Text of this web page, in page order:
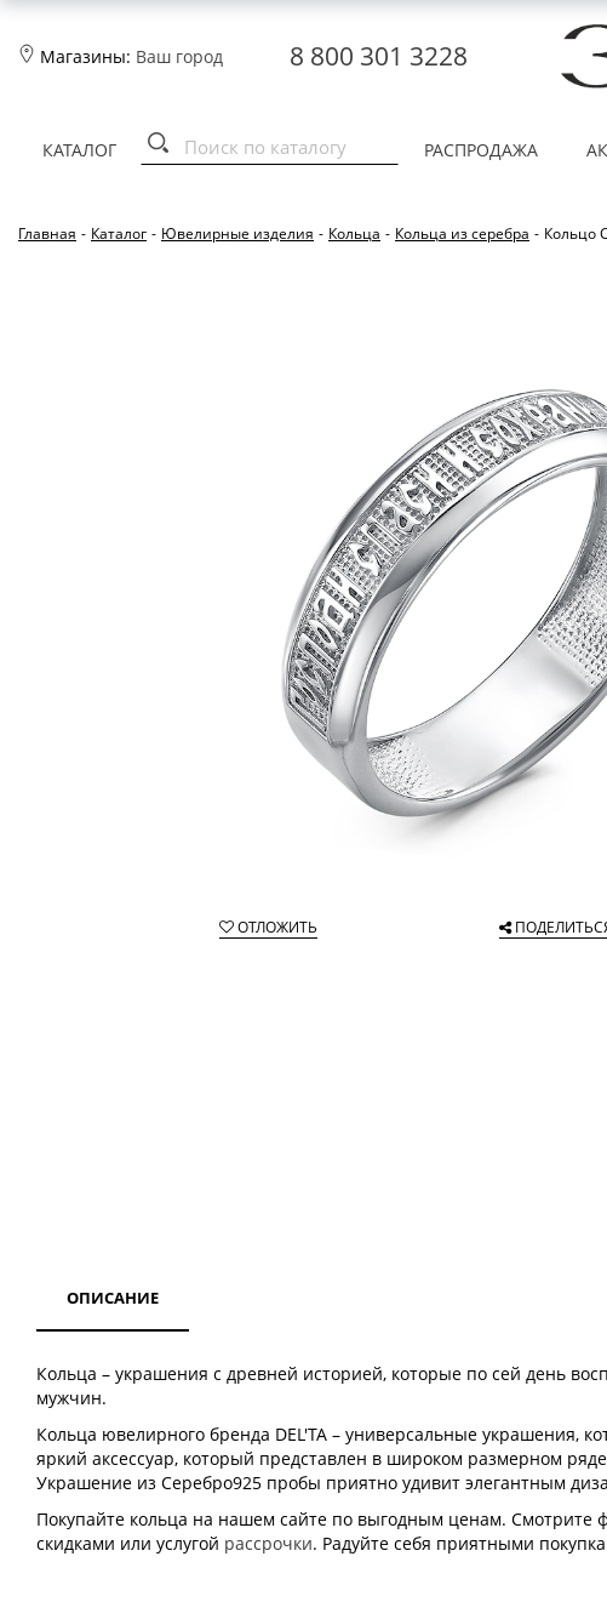
Магазины: Ваш город 8 800 301 3228
КАТАЛОГ РАСПРОДАЖА
Главная - Каталог - Ювелирные изделия - Кольца - Кольца из серебра - Кольцо
ОТЛОЖИТЬ
ОПИСАНИЕ
Кольца – украшения с древней историей, которые по сей день
мужчин.
Кольца ювелирного бренда DEL'TA – универсальные украшения,
яркий аксессуар, который представлен в широком размерном
Украшение из Серебро925 пробы приятно удивит элегантным
Покупайте кольца на нашем сайте по выгодным ценам. Смотрите
скидками или услугой рассрочки. Радуйте себя приятными